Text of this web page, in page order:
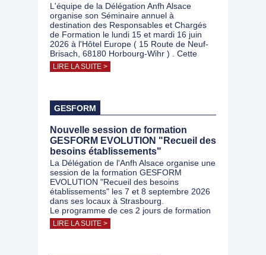
L'équipe de la Délégation Anfh Alsace
organise son Séminaire annuel à
destination des Responsables et Chargés
de Formation le lundi 15 et mardi 16 juin
2026 à l'Hôtel Europe ( 15 Route de Neuf-
Brisach, 68180 Horbourg-Wihr ) . Cette
LIRE LA SUITE >
GESFORM
Nouvelle session de formation
GESFORM EVOLUTION "Recueil des
besoins établissements"
La Délégation de l'Anfh Alsace organise une
session de la formation GESFORM
EVOLUTION "Recueil des besoins
établissements" les 7 et 8 septembre 2026
dans ses locaux à Strasbourg.
Le programme de ces 2 jours de formation
LIRE LA SUITE >